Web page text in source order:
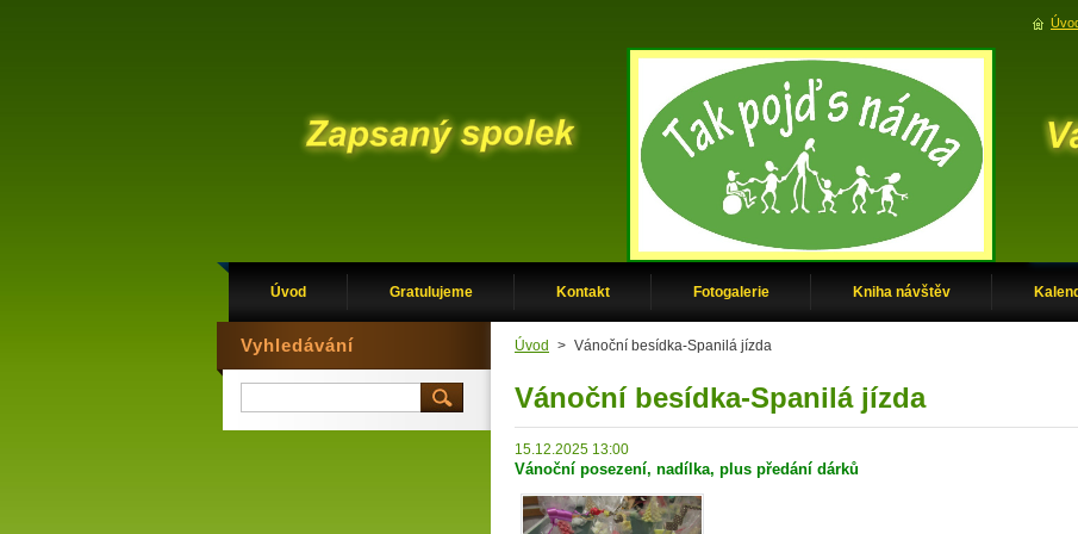
Úvod Gratulujeme Kontakt Fotogalerie Kniha návštěv
Úvod > Vánoční besídka-Spanilá jízda
Vánoční besídka-Spanilá jízda
15.12.2025 13:00
Vánoční posezení, nadílka, plus předání dárků
Vyhledávání